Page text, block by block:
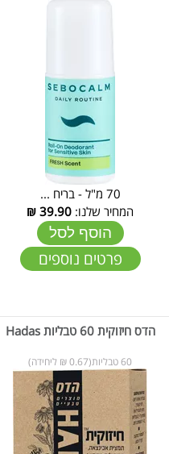
70 מ"ל - בריח ...
המחיר שלנו: 39.90
₪
הוסף לסל
פרטים נוספים
הדס חיזוקית 60 טבליות Hadas
60 טבליות(0.67 ₪ ליחידה)